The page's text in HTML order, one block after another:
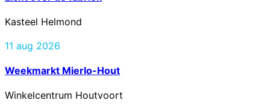
Kasteel Helmond
11 aug 2026
Weekmarkt Mierlo-Hout
Winkelcentrum Houtvoort